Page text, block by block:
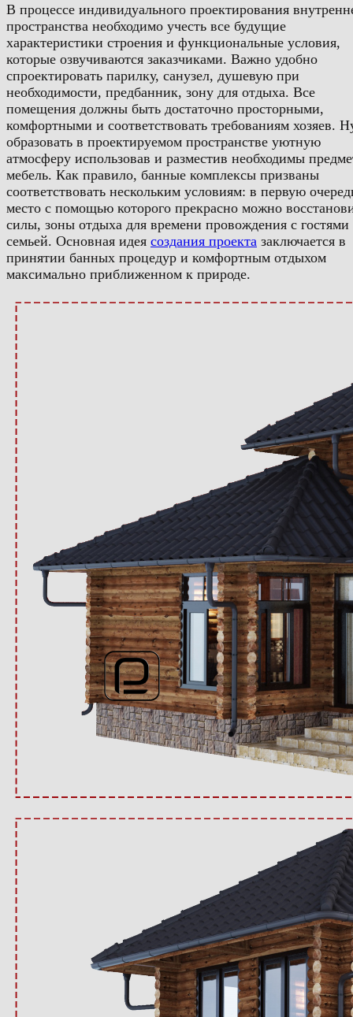
В процессе индивидуального проектирования
пространства необходимо учесть все будущие
характеристики строения и функциональные условия,
которые озвучиваются заказчиками. Важно удобно
спроектировать парилку, санузел, душевую при
необходимости, предбанник, зону для отдыха. Все
помещения должны быть достаточно просторными,
комфортными и соответствовать требованиям хозяев.
образовать в проектируемом пространстве уютную
атмосферу использовав и разместив необходимы
мебель. Как правило, банные комплексы призваны
соответствовать нескольким условиям: в первую
место с помощью которого прекрасно можно
силы, зоны отдыха для времени провождения с
семьей. Основная идея создания проекта заключается в
принятии банных процедур и комфортным отдыхом
максимально приближенном к природе.